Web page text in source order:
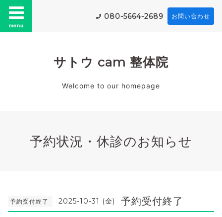
menu
080-5664-2689 お問い合わせ
サトウ cam 整体院
Welcome to our homepage
予約状況・休診のお知らせ
予約受付終了 2025-10-31 (金) 予約受付終了